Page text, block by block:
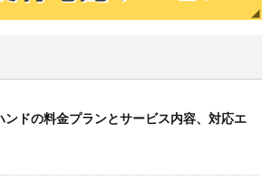
ンドの料金プランとサービス内容、対応エ